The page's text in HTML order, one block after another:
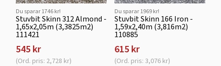
Du sparar 1746 kr!
Stuvbit Skinn 312 Almond -
1,65x2,05m (3,3825m2)
111421
545 kr
(Ord. pris: 2,728 kr)
Du sparar 1969 kr!
Stuvbit Skinn 166 Iron -
1,59x2,40m (3,816m2)
110885
615 kr
(Ord. pris: 3,076 kr)